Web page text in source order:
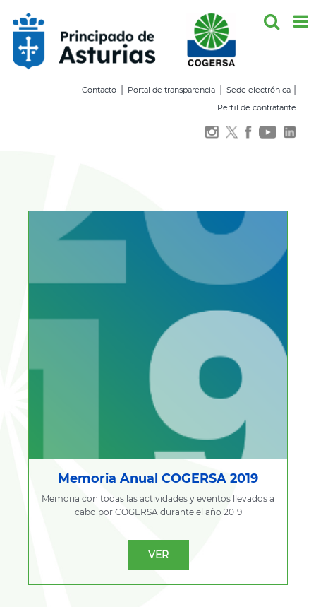
contenido
Contacto | Portal de transparencia | Sede electrónica |
Perfil de contratante
Memoria Anual COGERSA 2019
Memoria con todas las actividades y eventos llevados a
cabo por COGERSA durante el año 2019
VER